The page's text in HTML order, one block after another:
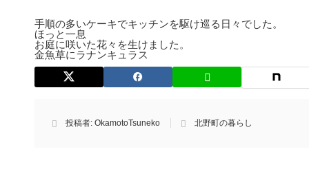
手順の多いケーキでキッチンを駆け巡る日々でした。
ほっと一息
お庭に咲いた花々を生けました。
金魚草にラナンキュラス
投稿者: OkamotoTsuneko 北野町の暮らし